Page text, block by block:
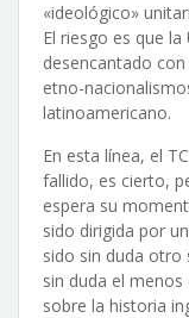
«ideológico»
El riesgo es que
desencantado
etno-
latinoamericano.
En esta línea, el
fallido, es cierto,
espera su
sido dirigida por
sido sin duda otro
sin duda el
sobre la historia